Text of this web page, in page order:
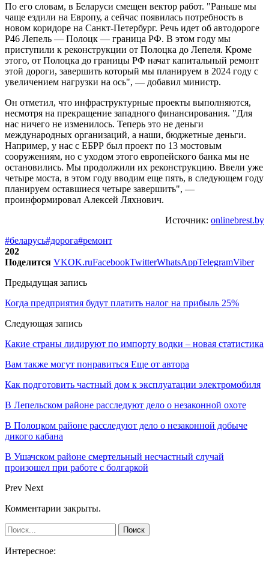
По его словам, в Беларуси смещен вектор работ. "Раньше мы
чаще ездили на Европу, а сейчас появилась потребность в
новом коридоре на Санкт-Петербург. Речь идет об автодороге
Р46 Лепель — Полоцк — граница РФ. В этом году мы
приступили к реконструкции от Полоцка до Лепеля. Кроме
этого, от Полоцка до границы РФ начат капитальный ремонт
этой дороги, завершить который мы планируем в 2024 году с
увеличением нагрузки на ось", — добавил министр.
Он отметил, что инфраструктурные проекты выполняются,
несмотря на прекращение западного финансирования. "Для
нас ничего не изменилось. Теперь это не деньги
международных организаций, а наши, бюджетные деньги.
Например, у нас с ЕБРР был проект по 13 мостовым
сооружениям, но с уходом этого европейского банка мы не
остановились. Мы продолжили их реконструкцию. Ввели уже
четыре моста, в этом году вводим еще пять, в следующем году
планируем оставшиеся четыре завершить", —
проинформировал Алексей Ляхнович.
Источник: onlinebrest.by
#беларусь#дорога#ремонт
202
Поделится VKOK.ruFacebookTwitterWhatsAppTelegramViber
Предыдущая запись
Когда предприятия будут платить налог на прибыль 25%
Следующая запись
Какие страны лидируют по импорту водки – новая статистика
Вам также могут понравиться Еще от автора
Как подготовить частный дом к эксплуатации электромобиля
В Лепельском районе расследуют дело о незаконной охоте
В Полоцком районе расследуют дело о незаконной добыче
дикого кабана
В Ушачском районе смертельный несчастный случай
произошел при работе с болгаркой
Prev Next
Комментарии закрыты.
Интересное: